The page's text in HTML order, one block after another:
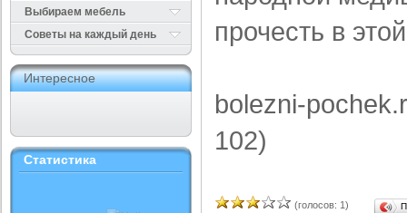
Выбираем мебель
Cоветы на каждый день
Интересное
Статистика
прочесть в
bolezni-
102)
(голосов: 1)